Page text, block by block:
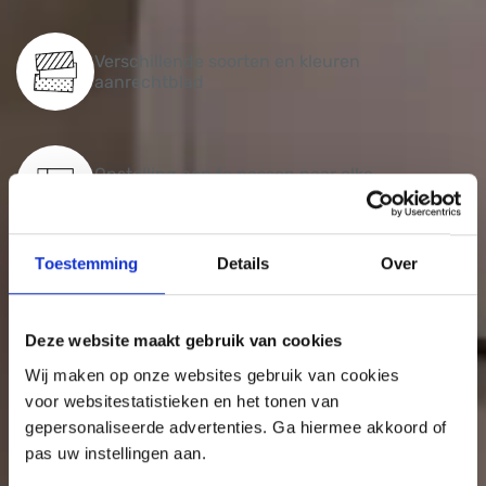
Toestemming Details Over
Deze website maakt gebruik van cookies
Wij maken op onze websites gebruik van cookies
voor websitestatistieken en het tonen van
gepersonaliseerde advertenties. Ga hiermee akkoord of
pas uw instellingen aan.
Verschillende soorten en kleuren
aanrechtblad
Opstelling aan te passen naar elke
Uitgelicht